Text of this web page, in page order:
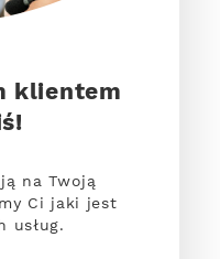
klientem
na Twoją
Ci jaki jest
usług.